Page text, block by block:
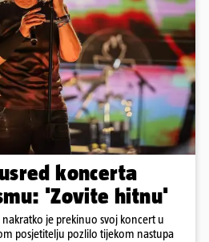
koncerta
'Zovite hitnu'
je prekinuo svoj koncert u
posjetitelju pozlilo tijekom nastupa